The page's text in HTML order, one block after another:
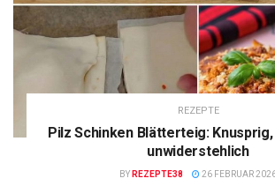
REZEPTE
Pilz Schinken Blätterteig:
unwiderstehlich
BY REZEPTE38 26 FEBRUAR